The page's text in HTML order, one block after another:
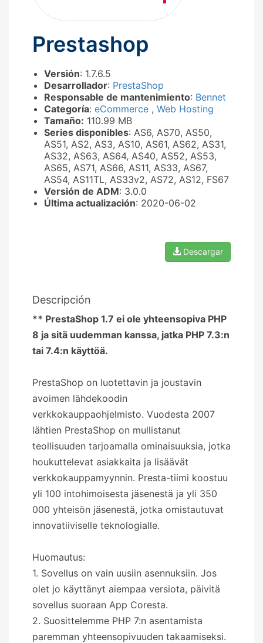
Prestashop
Versión: 1.7.6.5
Desarrollador: PrestaShop
Responsable de mantenimiento: Bennet
Categoría: eCommerce , Web Hosting
Tamaño: 110.99 MB
Series disponibles: AS6, AS70, AS50,
AS51, AS2, AS3, AS10, AS61, AS62, AS31,
AS32, AS63, AS64, AS40, AS52, AS53,
AS65, AS71, AS66, AS11, AS33, AS67,
AS54, AS11TL, AS33v2, AS72, AS12, FS67
Versión de ADM: 3.0.0
Última actualización: 2020-06-02
Descargar
Descripción
** PrestaShop 1.7 ei ole yhteensopiva PHP
8 ja sitä uudemman kanssa, jatka PHP 7.3:n
tai 7.4:n käyttöä.
PrestaShop on luotettavin ja joustavin
avoimen lähdekoodin
verkkokauppaohjelmisto. Vuodesta 2007
lähtien PrestaShop on mullistanut
teollisuuden tarjoamalla ominaisuuksia, jotka
houkuttelevat asiakkaita ja lisäävät
verkkokauppamyynnin. Presta-tiimi koostuu
yli 100 intohimoisesta jäsenestä ja yli 350
000 yhteisön jäsenestä, jotka omistautuvat
innovatiiviselle teknologialle.
Huomautus:
1. Sovellus on vain uusiin asennuksiin. Jos
olet jo käyttänyt aiempaa versiota, päivitä
sovellus suoraan App Coresta.
2. Suosittelemme PHP 7:n asentamista
paremman yhteensopivuuden takaamiseksi.